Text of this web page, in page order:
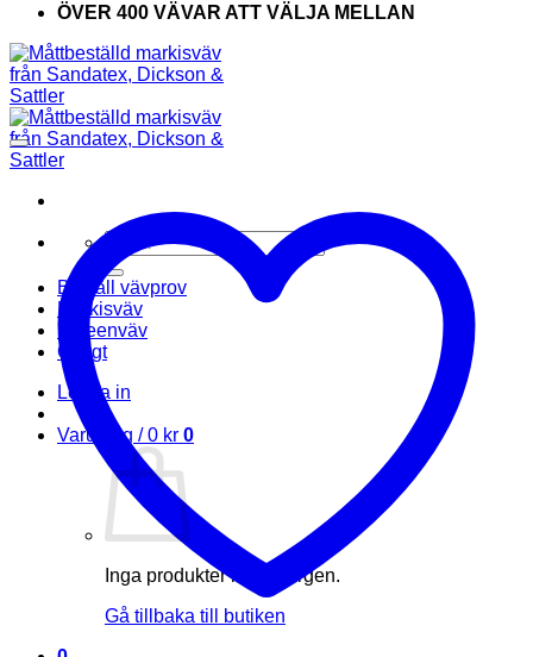
ÖVER 400 VÄVAR ATT VÄLJA MELLAN
Sök
efter:
Beställ vävprov
Markisväv
Screenväv
Övrigt
Logga in
Varukorg /0 kr 0
Inga produkter i varukorgen.
Gå tillbaka till butiken